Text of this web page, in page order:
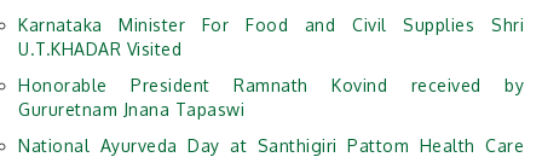
Karnataka Minister For Food and Civil Supplies Shri
U.T.KHADAR Visited
Honorable President Ramnath Kovind received by
Gururetnam Jnana Tapaswi
National Ayurveda Day at Santhigiri Pattom Health Care